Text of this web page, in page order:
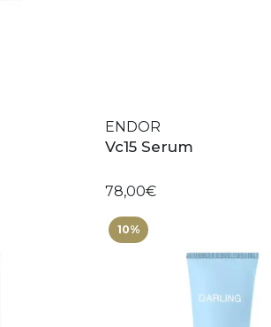
ENDOR
Vc15 Serum
78,00€
10%